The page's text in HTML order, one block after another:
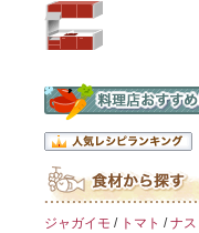
ジャガイモ / トマト /ナス